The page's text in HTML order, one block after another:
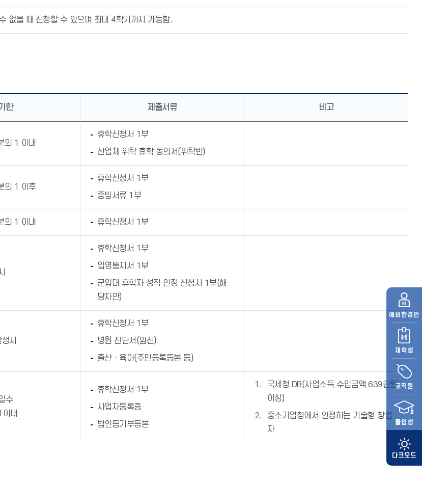
예비 한경인
재학생
교직원
졸업생
없을 때 신청할 수 있으며 최대 4학기까지 가능함.
한 제출서류 비고
의 1 이내
휴학신청서 1부
산업체 위탁 휴학 동의서(위탁반)
의 1 이후
휴학신청서 1부
증빙서류 1부
의 1 이내 휴학신청서 1부
휴학신청서 1부
입영통지서 1부
군입대 휴학자 성적 인정 신청서 1부(해
당자만)
시
휴학신청서 1부
병원 진단서(임신)
출산ㆍ육아(주민등록등본 등)
수
이내
휴학신청서 1부
사업자등록증
법인등기부등본
국세청 DB(사업소득 수입금액 639만원
이상)
중소기업청에서 인정하는 기술형 창업
자